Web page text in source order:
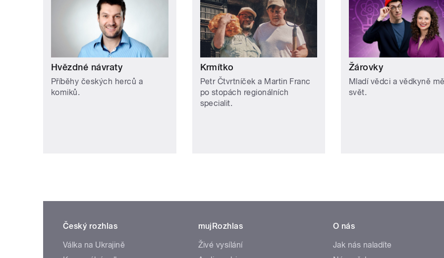
Hvězdné návraty
Příběhy českých herců a
komiků.
Krmítko
Petr Čtvrtníček a Martin Franc
po stopách regionálních
specialit.
Žárovky
Mladí vědci a vědkyně
svět.
Český rozhlas
Válka na Ukrajině
mujRozhlas
Živé vysílání
O nás
Jak nás naladíte